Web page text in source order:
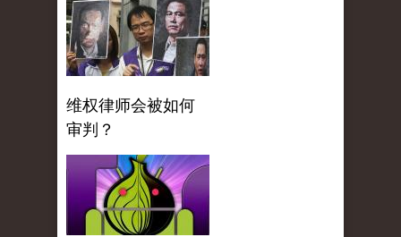
维权律师会被如何
审判？